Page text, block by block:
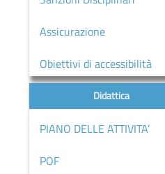
MODULISTICA
D’ASCOLTO
ORIENTAMENTO
INCLUSIONE
Assicurazione
Obiettivi di accessibilità
Didattica
PIANO DELLE ATTIVITA’
POF